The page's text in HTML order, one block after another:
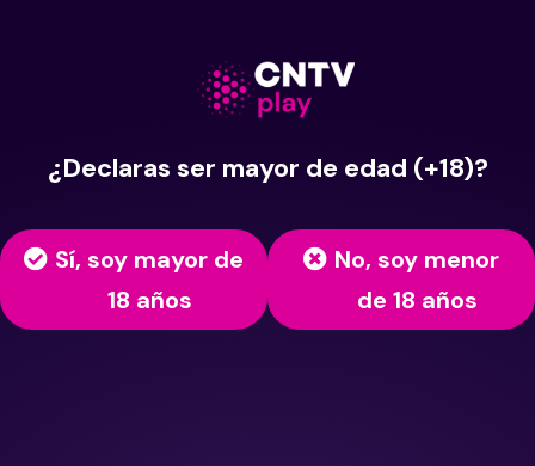
¿Declaras ser mayor de edad (+18)?
Sí, soy mayor de
18 años
No, soy menor
de 18 años